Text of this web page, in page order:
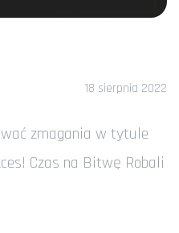
18 sierpnia 2022
zmagania w tytule
Czas na Bitwę Robali